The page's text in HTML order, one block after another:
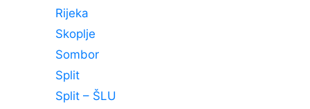
Rijeka
Skoplje
Sombor
Split
Split – ŠLU